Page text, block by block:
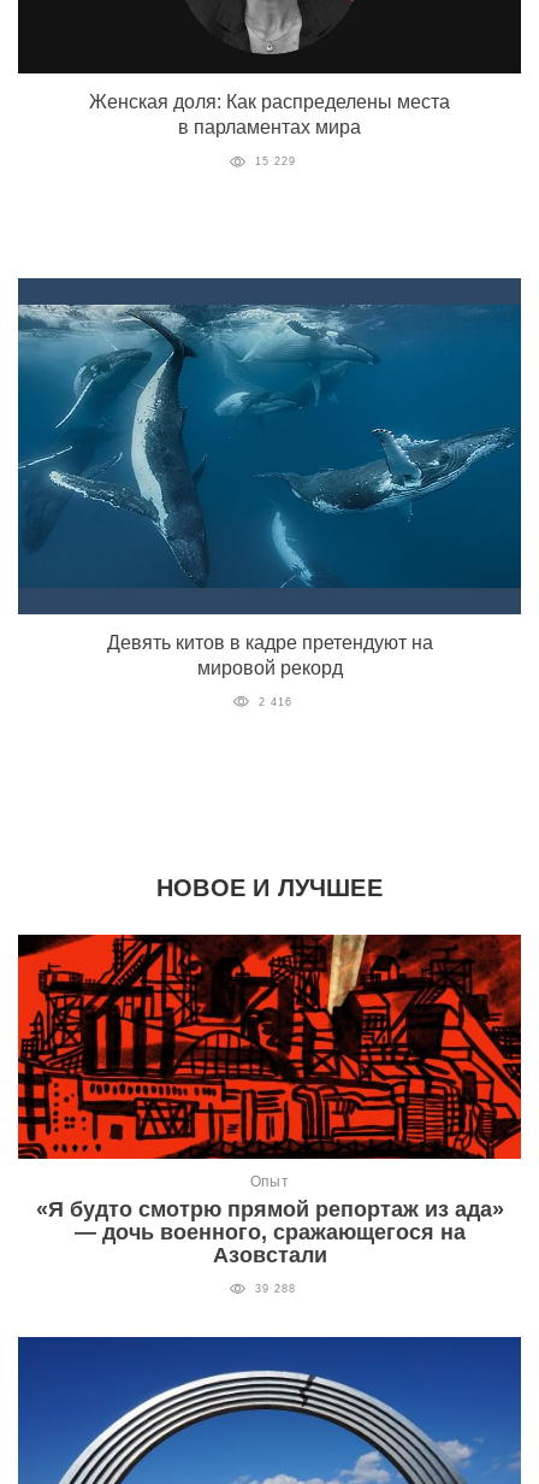
Женская доля: Как распределены места
в парламентах мира
15 229
Девять китов в кадре претендуют на
мировой рекорд
2 416
НОВОЕ И ЛУЧШЕЕ
Опыт
«Я будто смотрю прямой репортаж из ада»
— дочь военного, сражающегося на
Азовстали
39 288